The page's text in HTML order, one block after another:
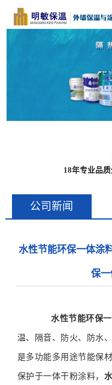
18年专业品
公司新闻
水性节能环保一体涂
保
水性节能环保
温、隔音、防火、防水
是多功能多用途节能保
保护于一体干粉涂料，